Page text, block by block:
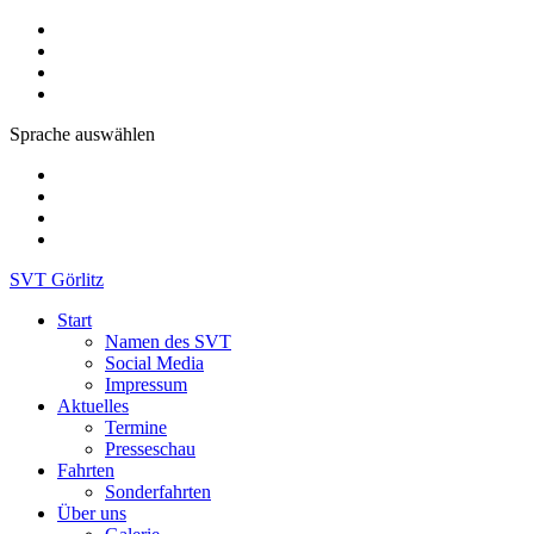
Sprache auswählen
SVT Görlitz
Start
Namen des SVT
Social Media
Impressum
Aktuelles
Termine
Presseschau
Fahrten
Sonderfahrten
Über uns